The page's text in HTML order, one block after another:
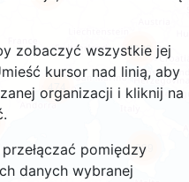
zobaczyć wszystkie jej
kursor nad linią, aby
organizacji i kliknij na
pomiędzy
danych wybranej
889
8926